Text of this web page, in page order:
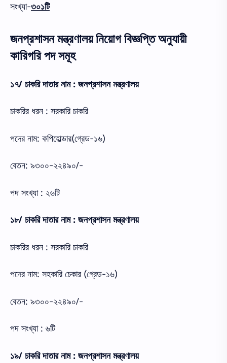
সংখ্যা-৩০১টি
জনপ্রশাসন মন্ত্রণালয় নিয়োগ বিজ্ঞপ্তি অনুযায়ী
কারিগরি পদ সমূহ
১৭/ চাকরি দাতার নাম : জনপ্রশাসন মন্ত্রণালয়
চাকরির ধরন : সরকারি চাকরি
পদের নাম: কপিহোল্ডার(গ্রেড-১৬)
বেতন: ৯৩০০-২২৪৯০/-
পদ সংখ্যা : ২৬টি
১৮/ চাকরি দাতার নাম : জনপ্রশাসন মন্ত্রণালয়
চাকরির ধরন : সরকারি চাকরি
পদের নাম: সহকারি চেকার (গ্রেড-১৬)
বেতন: ৯৩০০-২২৪৯০/-
পদ সংখ্যা : ৬টি
১৯/ চাকরি দাতার নাম : জনপ্রশাসন মন্ত্রণালয়